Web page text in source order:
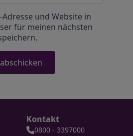
Adresse und Website in
für meinen nächsten
Kontakt
0800 - 3397000